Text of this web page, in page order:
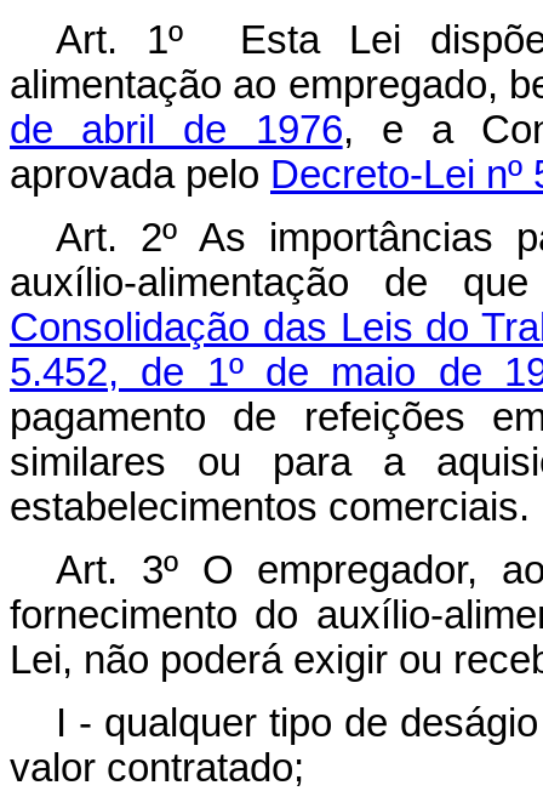
Art. 1º Esta Lei
alimentação ao empregado,
de abril de 1976, e a
aprovada pelo Decreto-Lei nº
Art. 2º As importâncias
auxílio-alimentação de
Consolidação das Leis do
5.452, de 1º de maio de
pagamento de refeições
similares ou para a
estabelecimentos comerciais.
Art. 3º O empregador,
fornecimento do auxílio-
Lei, não poderá exigir ou
I - qualquer tipo de
valor contratado;